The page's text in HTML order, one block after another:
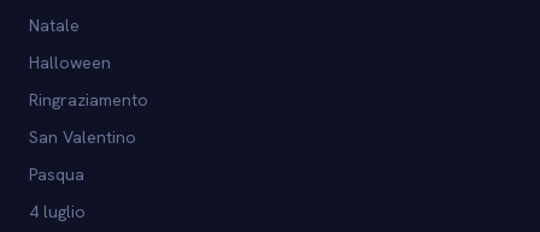
Natale
Halloween
Ringraziamento
San Valentino
Pasqua
4 luglio